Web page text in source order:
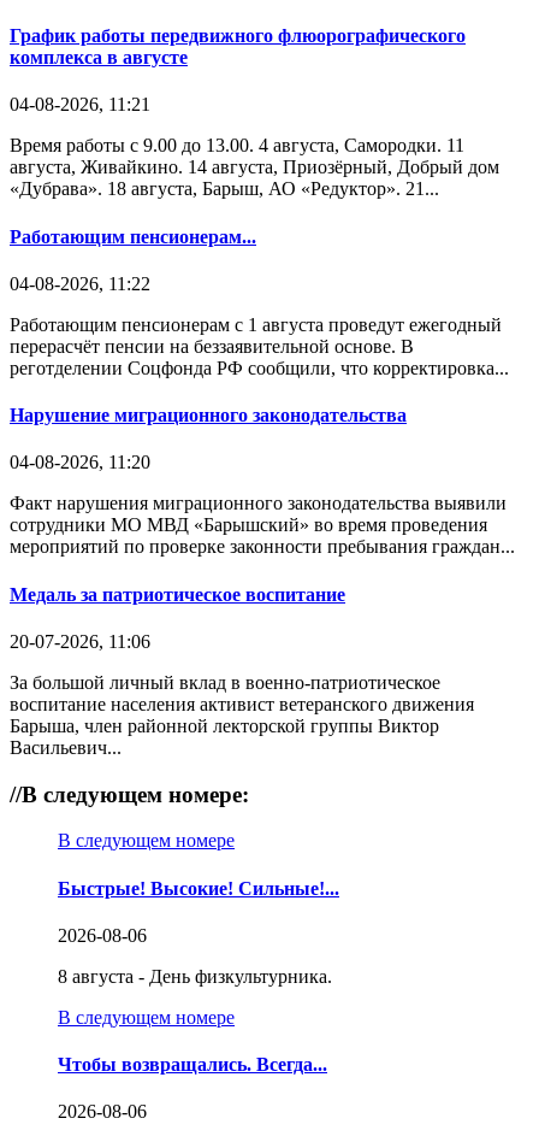
График работы передвижного флюорографического
комплекса в августе
04-08-2026, 11:21
Время работы с 9.00 до 13.00. 4 августа, Самородки. 11
августа, Живайкино. 14 августа, Приозёрный, Добрый дом
«Дубрава». 18 августа, Барыш, АО «Редуктор». 21...
Работающим пенсионерам...
04-08-2026, 11:22
Работающим пенсионерам с 1 августа проведут ежегодный
перерасчёт пенсии на беззаявительной основе. В
реготделении Соцфонда РФ сообщили, что корректировка...
Нарушение миграционного законодательства
04-08-2026, 11:20
Факт нарушения миграционного законодательства выявили
сотрудники МО МВД «Барышский» во время проведения
мероприятий по проверке законности пребывания граждан...
Медаль за патриотическое воспитание
20-07-2026, 11:06
За большой личный вклад в военно-патриотическое
воспитание населения активист ветеранского движения
Барыша, член районной лекторской группы Виктор
Васильевич...
//В следующем номере:
В следующем номере
Быстрые! Высокие! Сильные!...
2026-08-06
8 августа - День физкультурника.
В следующем номере
Чтобы возвращались. Всегда...
2026-08-06